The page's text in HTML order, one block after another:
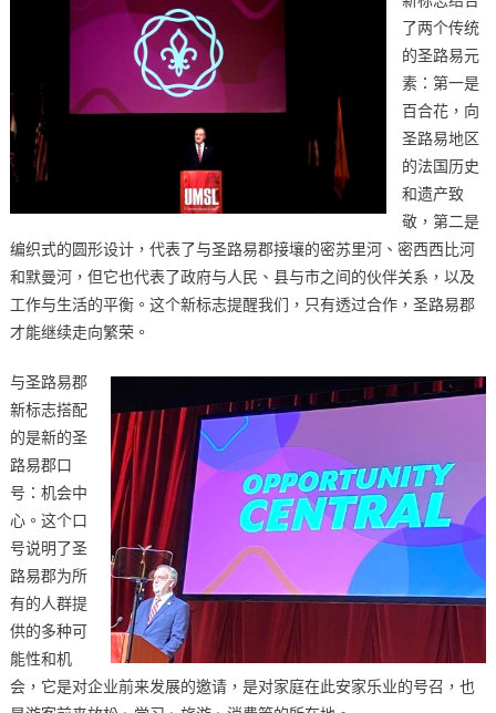
Branding〉
了两个传统
的圣路易元
素：第一是
百合花，向
圣路易地区
的法国历史
和遗产致
敬，第二是
编织式的圆形设计，代表了与圣路易郡接壤的密苏里河、密西西比河
和默曼河，但它也代表了政府与人民、县与市之间的伙伴关系，以及
工作与生活的平衡。这个新标志提醒我们，只有透过合作，圣路易郡
才能继续走向繁荣。
与圣路易郡
新标志搭配
的是新的圣
路易郡口
号：机会中
心。这个口
号说明了圣
路易郡为所
有的人群提
供的多种可
能性和机
会，它是对企业前来发展的邀请，是对家庭在此安家乐业的号召，也